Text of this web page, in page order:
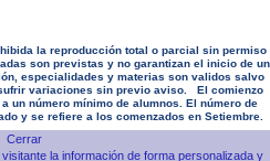
la reproducción total o parcial sin permiso
son previstas y no garantizan el inicio de un
especialidades y materias son validos salvo
variaciones sin previo aviso. El comienzo
un número mínimo de alumnos. El número de
y se refiere a los comenzados en Setiembre.
la información de forma personalizada y